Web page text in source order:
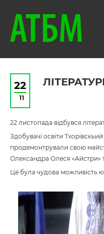
22
11
22 листопада відбувся
Здобувачі освіти
продемонтрували свою
Олександра Олеся «Айстри»
Це була чудова можливість